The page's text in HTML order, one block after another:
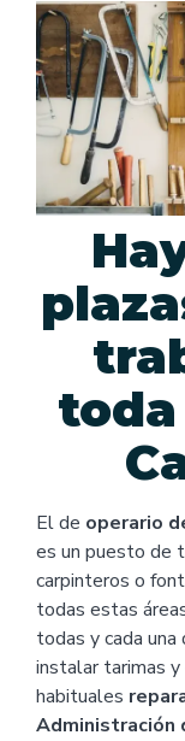
El de operario
es un puesto de
carpinteros o
todas estas
todas y cada una
instalar tarimas
habituales
Administración